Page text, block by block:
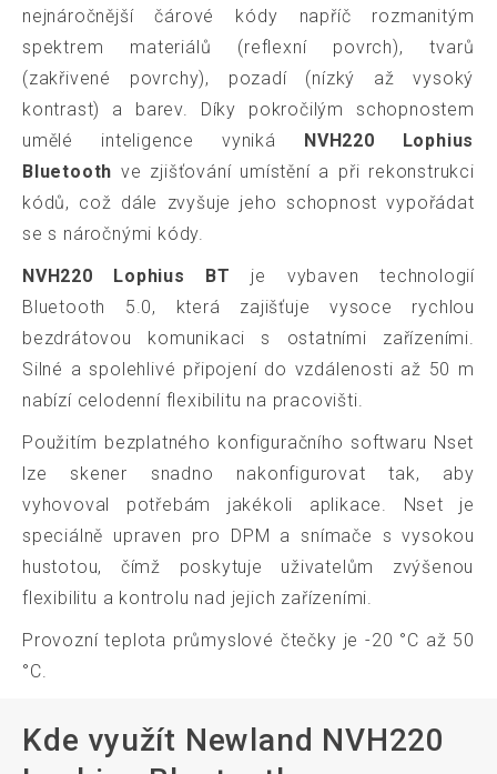
nejnáročnější čárové kódy napříč rozmanitým
spektrem materiálů (reflexní povrch), tvarů
(zakřivené povrchy), pozadí (nízký až vysoký
kontrast) a barev. Díky pokročilým schopnostem
umělé inteligence vyniká NVH220 Lophius
Bluetooth ve zjišťování umístění a při rekonstrukci
kódů, což dále zvyšuje jeho schopnost vypořádat
se s náročnými kódy.
NVH220 Lophius BT je vybaven technologií
Bluetooth 5.0, která zajišťuje vysoce rychlou
bezdrátovou komunikaci s ostatními zařízeními.
Silné a spolehlivé připojení do vzdálenosti až 50 m
nabízí celodenní flexibilitu na pracovišti.
Použitím bezplatného konfiguračního softwaru Nset
lze skener snadno nakonfigurovat tak, aby
vyhovoval potřebám jakékoli aplikace. Nset je
speciálně upraven pro DPM a snímače s vysokou
hustotou, čímž poskytuje uživatelům zvýšenou
flexibilitu a kontrolu nad jejich zařízeními.
Provozní teplota průmyslové čtečky je -20 °C až 50
°C.
Kde využít Newland NVH220